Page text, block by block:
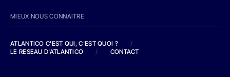
MIEUX NOUS CONNAITRE
ATLANTICO C'EST QUI, C'EST QUOI ?
/
LE RESEAU D'ATLANTICO
/ CONTACT